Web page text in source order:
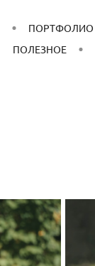
ПОРТФОЛИО
ПОЛЕЗНОЕ